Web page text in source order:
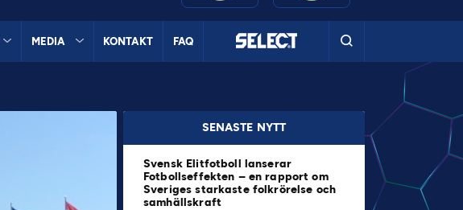
MEDIA KONTAKT FAQ
SENASTE NYTT
Svensk Elitfotboll lanserar
Fotbollseffekten – en rapport om
Sveriges starkaste folkrörelse och
samhällskraft